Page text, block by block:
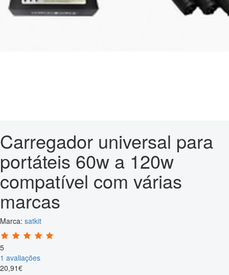
Carregador universal para
portáteis 60w a 120w
compatível com várias
marcas
Marca: satkit
5
1 avaliações
20,91€